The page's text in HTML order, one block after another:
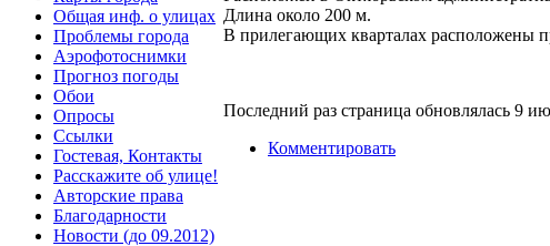
Общая инф. о улицах
Проблемы города
Аэрофотоснимки
Прогноз погоды
Обои
Опросы
Ссылки
Гостевая, Контакты
Расскажите об улице!
Авторские права
Благодарности
Новости (до 09.2012)
Длина около 200 м.
В прилегающих кварталах расположены
Последний раз страница обновлялась 9
Комментировать